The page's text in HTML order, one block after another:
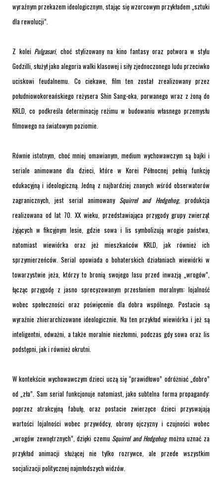
wyraźnym przekazem ideologicznym, stając się wzorcowym przykładem „sztuki
dla rewolucji”.
Z kolei Pulgasari, choć stylizowany na kino fantasy oraz potwora w stylu
Godzilli, służył jako alegoria walki klasowej i siły zjednoczonego ludu przeciwko
uciskowi feudalnemu. Co ciekawe, film ten został zrealizowany przez
południowokoreańskiego reżysera Shin Sang-oka, porwanego wraz z żoną do
KRLD, co podkreśla determinację reżimu w budowaniu własnego przemysłu
filmowego na światowym poziomie.
Równie istotnym, choć mniej omawianym, medium wychowawczym są bajki i
seriale animowane dla dzieci, które w Korei Północnej pełnią funkcję
edukacyjną i ideologiczną. Jedną z najbardziej znanych wśród obserwatorów
zagranicznych, jest serial animowany Squirrel and Hedgehog, produkcja
realizowana od lat 70. XX wieku, przedstawiająca przygody grupy zwierząt
żyjących w fikcyjnym lesie, gdzie sowa i lis symbolizują wrogie państwa,
natomiast wiewiórka oraz jeż mieszkańców KRLD, jak również ich
sprzymierzeńców. Serial opowiada o bohaterskich działaniach wiewiórki w
towarzystwie jeża, którzy to bronią swojego lasu przed inwazją „wrogów”,
łącząc przygodę z jasno sprecyzowanym przesłaniem moralnym: lojalność
wobec społeczności oraz poświęcenie dla dobra wspólnego. Postacie są
wyraźnie zhierarchizowane ideologicznie. Na ten przykład wiewiórka i jeż są
inteligentni, odważni, a także moralnie niezłomni, podczas gdy sowa oraz lis
podstępni, jak i również okrutni.
W kontekście wychowawczym dzieci uczą się “prawidłowo” odróżniać „dobro”
od „zła”. Sam serial funkcjonuje natomiast, jako subtelna forma propagandy:
poprzez atrakcyjną fabułę, oraz postacie zwierzęce dzieci przyswajają
wartości lojalności wobec przywódcy, obrony ojczyzny i czujności wobec
„wrogów zewnętrznych”, dzięki czemu Squirrel and Hedgehogmożna uznać za
przykład animacji służącej nie tylko rozrywce, ale przede wszystkim
socjalizacji politycznej najmłodszych widzów.